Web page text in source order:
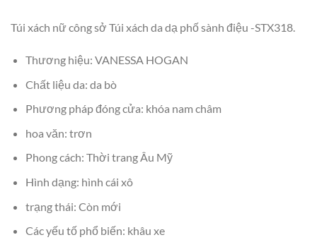
Túi xách nữ công sở Túi xách da dạ phố sành điệu -STX318.
Thương hiệu: VANESSA HOGAN
Chất liệu da: da bò
Phương pháp đóng cửa: khóa nam châm
hoa văn: trơn
Phong cách: Thời trang Âu Mỹ
Hình dạng: hình cái xô
trạng thái: Còn mới
Các yếu tố phổ biến: khâu xe